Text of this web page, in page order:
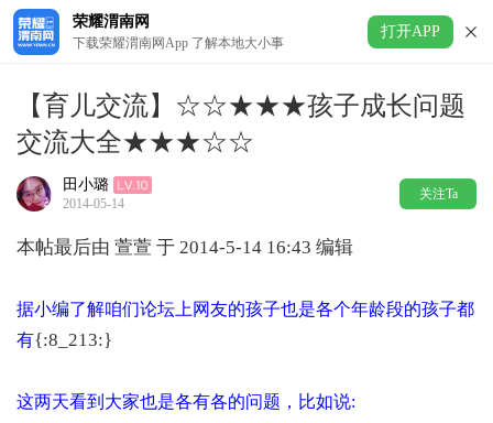
荣耀渭南网
下载荣耀渭南网App 了解本地大小事
打开APP
【育儿交流】☆☆★★★孩子成长问题
交流大全★★★☆☆
田小璐
2014-05-14
关注Ta
本帖最后由 萱萱 于 2014-5-14 16:43 编辑
据小编了解咱们论坛上网友的孩子也是各个年龄段的孩子都
有{:8_213:}
这两天看到大家也是各有各的问题，比如说: